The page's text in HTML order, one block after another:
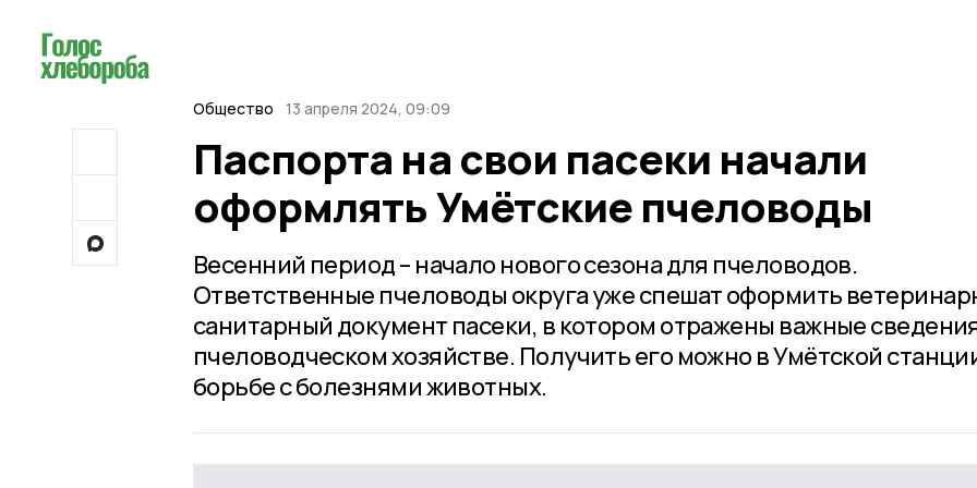
Общество 13 апреля 2024, 09:09
Паспорта на свои пасеки начали
оформлять Умётские пчеловоды
Весенний период – начало нового сезона для пчеловодов.
Ответственные пчеловоды округа уже спешат оформить
санитарный документ пасеки, в котором отражены важные
пчеловодческом хозяйстве. Получить его можно в Умётской
борьбе с болезнями животных.